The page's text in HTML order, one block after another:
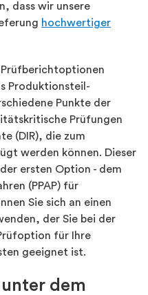
dass wir unsere
hochwertiger
Produktionsteil-
Punkte der
Prüfungen
(DIR), die zum
werden können. Dieser
ersten Option - dem
(PPAP) für
Sie sich an einen
der Sie bei der
für Ihre
geeignet ist.
dem